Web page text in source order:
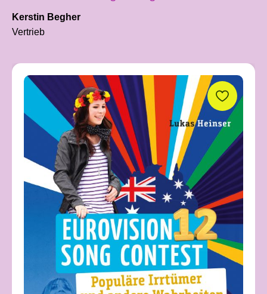
Kerstin Begher
Vertrieb
Produktgalerie überspringen